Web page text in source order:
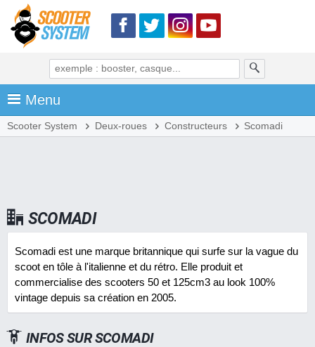
Menu
Scooter System Deux-roues Constructeurs Scomadi
SCOMADI
Scomadi est une marque britannique qui surfe sur la vague du
scoot en tôle à l'italienne et du rétro. Elle produit et
commercialise des scooters 50 et 125cm3 au look 100%
vintage depuis sa création en 2005.
INFOS SURSCOMADI